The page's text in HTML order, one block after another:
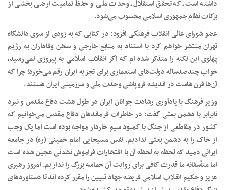
داشته است، که تحقق استقلال، وحدت ملی و حفظ تمامیت ارضی بخشی از
برکات نظام جمهوری اسلامی محسوب می‌شود.
عضو شورای عالی انقلاب فرهنگی افزود: در کتابی که به زودی از سوی دانشگاه
تهران منتشر خواهم کرد با استناد به منابع خارجی و سخن وفاداران به رژیم
پهلوی این نکته را متذکر شده‌ ام که اگر انقلاب اسلامی به پیروزی نمی‌رسید،
خواب چندصدساله دولت‌های استعماری برای تجزیه ایران رقم می‌خورد؛ چرا که
آن‌ها قرن‌ هاست در اندیشه فروپاشی وحدت ملی و سرزمینی ایران هستند.
وزیر فرهنگ با یادآوری رشادت جوانان ایران در طول هشت دفاع مقدس و نبرد
نابرابر با دشمن بعثی گفت: در خاطرات فرماندهان دفاع مقدس می‌خوانیم که
کشور در مقاطعی از جنگ با کمبود سیم خاردار مواجه بوده است اما یک وجب
از خاک را به دشمن بعثی ندادیم. نفس مسیحایی امام خمینی (ره) در جامعه
ایرانی دمید که لحظه به لحظه آن با افتخارات فراموش نشدنی عجین شده است
اما متأسفانه ما قدرت کافی برای روایت آن حماسه بزرگ را نداریم. امروز رهبری
عزیز و حکیم انقلاب اسلامی فریضه جهاد تبیین را مقرر کرده‌ اند تا دستاوردهای